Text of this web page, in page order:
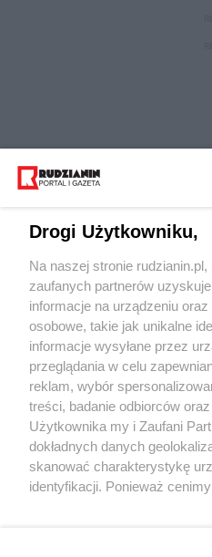
Wydawca mediów lokalnych
Nie zapomnij
zapoznać się z:
polityką prywatności
Twojemiasto
Piekary Śląskie
Chorzów
Tarnowskie Góry
Drogi Użytkowniku,
Na naszej stronie
zaufanych partnerów
informacje na urządzeniu
osobowe, takie jak unikalne
informacje wysyłane przez
przeglądania w celu
reklam, wybór
treści, badanie odbiorców
Użytkownika my i Zaufani
dokładnych danych
skanować charakterystykę
identyfikacji. Ponieważ